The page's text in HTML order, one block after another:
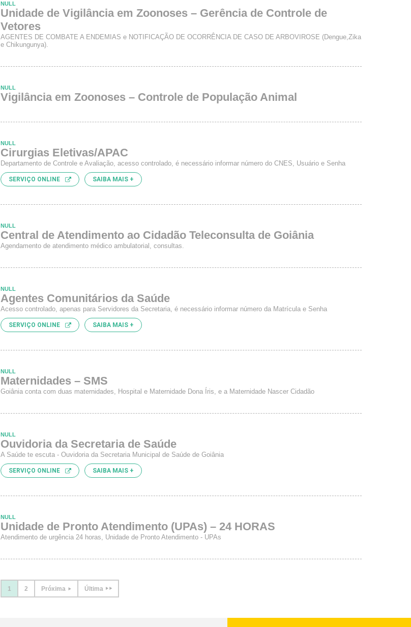
NULL
Unidade de Vigilância em Zoonoses – Gerência de Controle de
Vetores
AGENTES DE COMBATE A ENDEMIAS e NOTIFICAÇÃO DE OCORRÊNCIA DE CASO DE ARBOVIROSE (Dengue,Zika
e Chikungunya).
NULL
Vigilância em Zoonoses – Controle de População Animal
NULL
Cirurgias Eletivas/APAC
Departamento de Controle e Avaliação, acesso controlado, é necessário informar número do CNES, Usuário e Senha
SERVIÇO ONLINE SAIBA MAIS +
NULL
Central de Atendimento ao Cidadão Teleconsulta de Goiânia
Agendamento de atendimento médico ambulatorial, consultas.
NULL
Agentes Comunitários da Saúde
Acesso controlado, apenas para Servidores da Secretaria, é necessário informar número da Matrícula e Senha
SERVIÇO ONLINE SAIBA MAIS +
NULL
Maternidades – SMS
Goiânia conta com duas maternidades, Hospital e Maternidade Dona Íris, e a Maternidade Nascer Cidadão
NULL
Ouvidoria da Secretaria de Saúde
A Saúde te escuta - Ouvidoria da Secretaria Municipal de Saúde de Goiânia
SERVIÇO ONLINE SAIBA MAIS +
NULL
Unidade de Pronto Atendimento (UPAs) – 24 HORAS
Atendimento de urgência 24 horas, Unidade de Pronto Atendimento - UPAs
1 2 Próxima Última